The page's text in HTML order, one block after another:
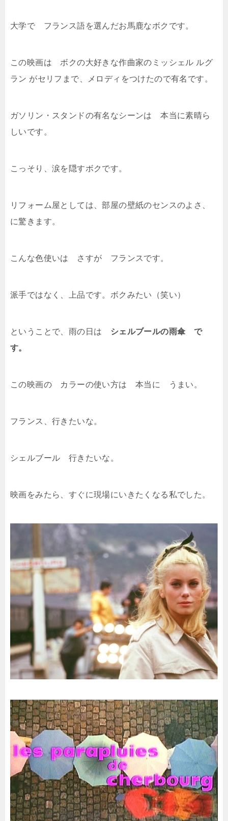
大学で フランス語を選んだお馬鹿なボクです。
この映画は ボクの大好きな作曲家のミッシェル ルグ
ラン がセリフまで、メロディをつけたので有名です。
ガソリン・スタンドの有名なシーンは 本当に素晴ら
しいです。
こっそり、涙を隠すボクです。
リフォーム屋としては、部屋の壁紙のセンスのよさ、
に驚きます。
こんな色使いは さすが フランスです。
派手ではなく、上品です。ボクみたい（笑い）
ということで、雨の日は シェルブールの雨傘 で
す。
この映画の カラーの使い方は 本当に うまい。
フランス、行きたいな。
シェルブール 行きたいな。
映画をみたら、すぐに現場にいきたくなる私でした。